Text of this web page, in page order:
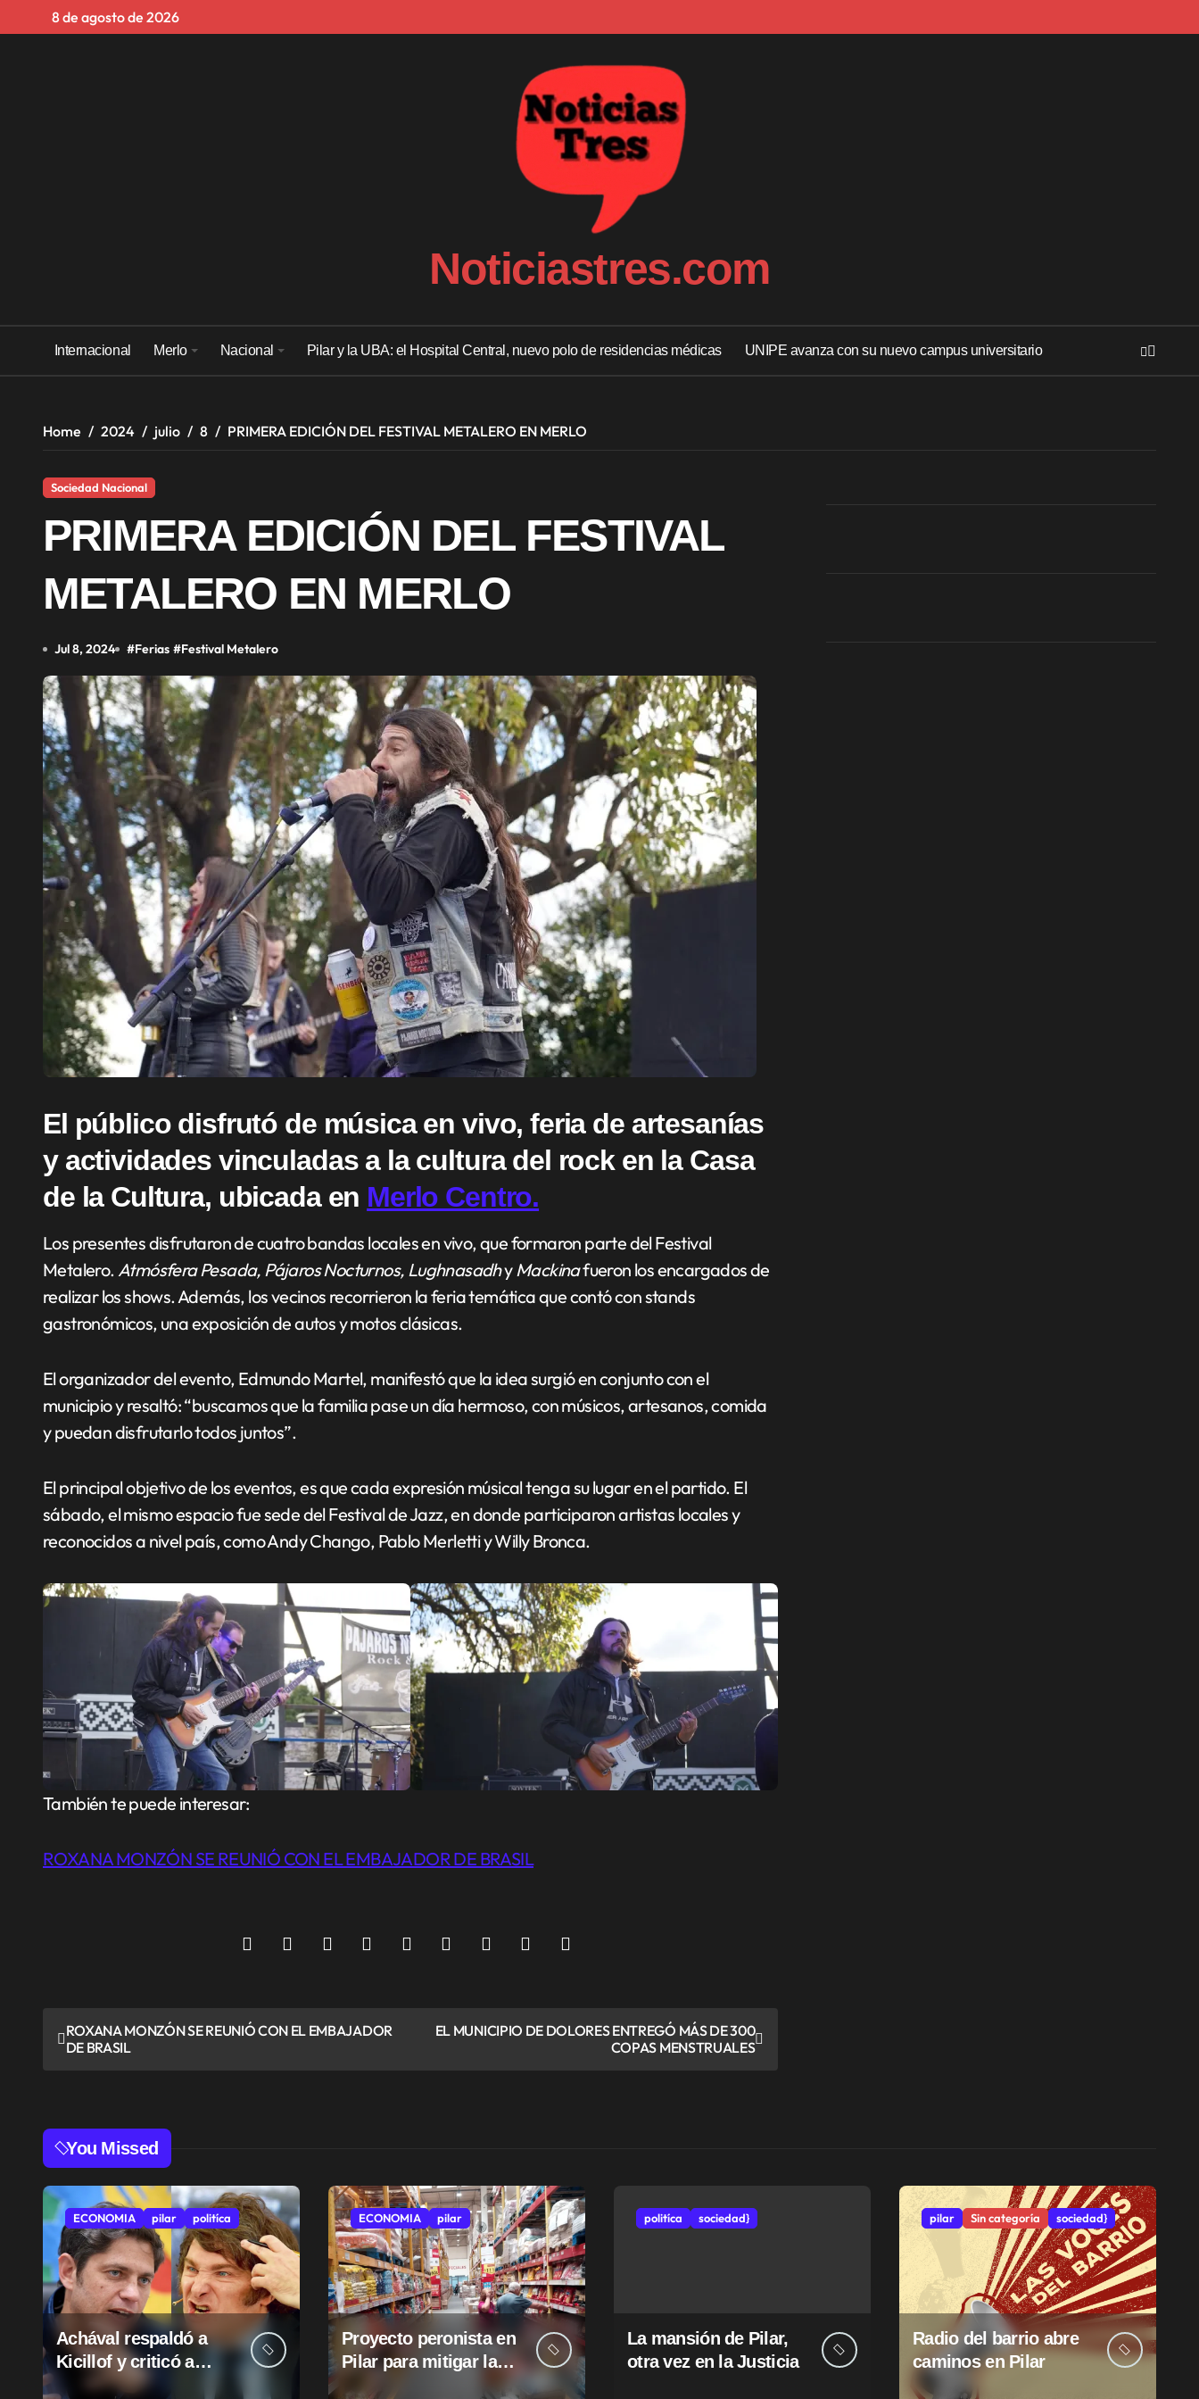
8 de agosto de 2026
Noticiastres.com
Internacional Merlo Nacional Pilar y la UBA: el Hospital Central, nuevo polo de residencias médicas UNIPE avanza con su nuevo campus universitario
Home 2024 julio 8 PRIMERA EDICIÓN DEL FESTIVAL METALERO EN MERLO
Sociedad Nacional
PRIMERA EDICIÓN DEL FESTIVAL
METALERO EN MERLO
Jul 8, 2024 #Ferias #Festival Metalero
El público disfrutó de música en vivo, feria de artesanías
y actividades vinculadas a la cultura del rock en la Casa
de la Cultura, ubicada en Merlo Centro.
Los presentes disfrutaron de cuatro bandas locales en vivo, que formaron parte del Festival
Metalero.Atmósfera Pesada, Pájaros Nocturnos, LughnasadhyMackinafueron los encargados de
realizar los shows. Además, los vecinos recorrieron la feria temática que contó con stands
gastronómicos, una exposición de autos y motos clásicas.
El organizador del evento, Edmundo Martel, manifestó que la idea surgió en conjunto con el
municipio y resaltó: “buscamos que la familia pase un día hermoso, con músicos, artesanos, comida
y puedan disfrutarlo todos juntos”.
El principal objetivo de los eventos, es que cada expresión músical tenga su lugar en el partido. El
sábado, el mismo espacio fue sede del Festival de Jazz, en donde participaron artistas locales y
reconocidos a nivel país, como Andy Chango, Pablo Merletti y Willy Bronca.
También te puede interesar:
ROXANA MONZÓN SE REUNIÓ CON EL EMBAJADOR DE BRASIL
N
e
g
a
i
ó
n
d
ROXANA MONZÓN SE REUNIÓ CON EL EMBAJADOR
DE BRASIL
EL MUNICIPIO DE DOLORES ENTREGÓ MÁS DE 300
COPAS MENSTRUALES
You Missed
ECONOMIA pilar politíca
Achával respaldó a
Kicillof y criticó a
Milei
ECONOMIA pilar
Proyecto peronista en
Pilar para mitigar la
politíca sociedad}
La mansión de Pilar,
otra vez en la Justicia
pilar Sin categoría sociedad}
Radio del barrio abre
caminos en Pilar